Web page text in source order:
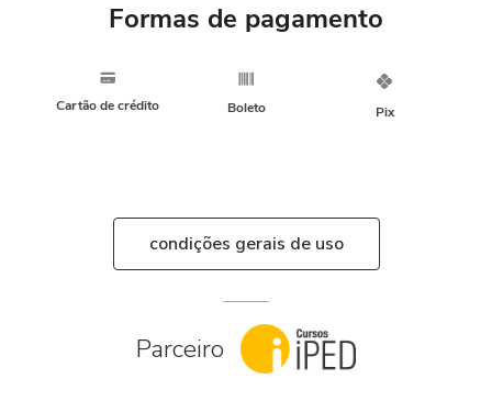
Formas de pagamento
Cartão de crédito Boleto Pix
condições gerais de uso
Parceiro